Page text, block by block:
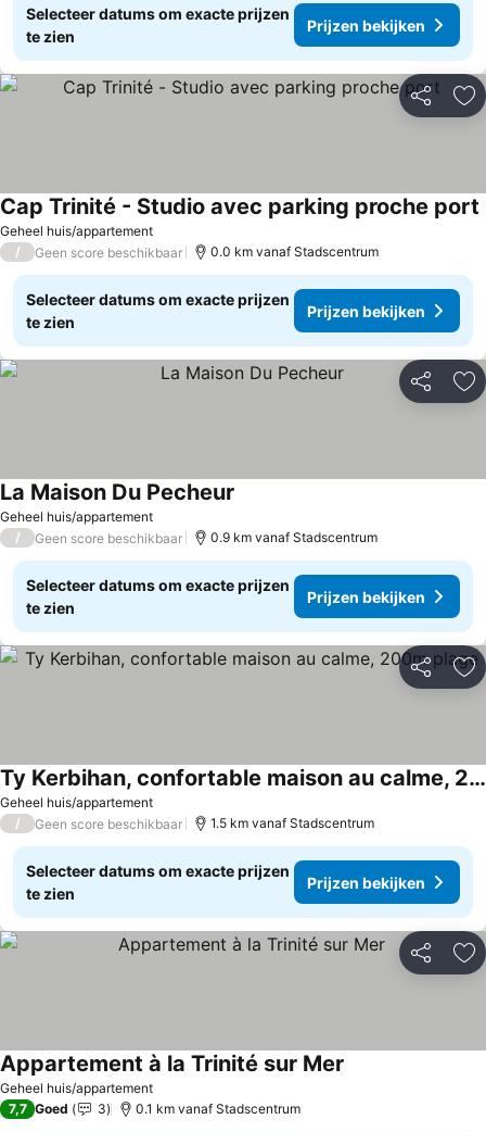
Selecteer datums om exacte prijzen
te zien
Prijzen bekijken
Delen
Geheel huis/appartement
Cap Trinité - Studio avec parking proche port
/ Geen score beschikbaar 0.0 km vanaf Stadscentrum
Selecteer datums om exacte prijzen
te zien
Prijzen bekijken
Delen
Geheel huis/appartement
La Maison Du Pecheur
/ Geen score beschikbaar 0.9 km vanaf Stadscentrum
Selecteer datums om exacte prijzen
te zien
Prijzen bekijken
Delen
Geheel huis/appartement
Ty Kerbihan, confortable maison au calme, 200m plage
Prijzen bekijken
/ Geen score beschikbaar 1.5 km vanaf Stadscentrum
Selecteer datums om exacte prijzen
te zien
Prijzen bekijken
Delen
Geheel huis/appartement
Appartement à la Trinité sur Mer
7,7 Goed 3 0.1 km vanaf Stadscentrum